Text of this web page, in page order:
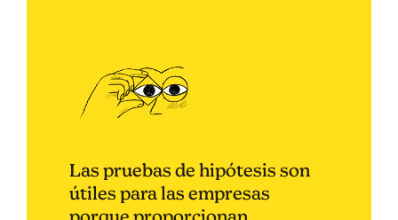
Las pruebas de hipótesis son
útiles para las empresas